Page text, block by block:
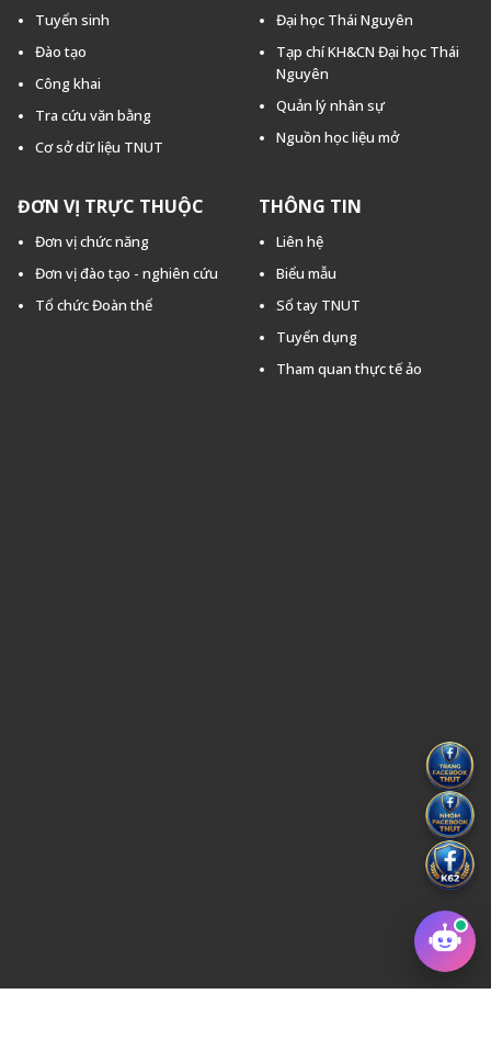
Tuyển sinh
Đào tạo
Công khai
Tra cứu văn bằng
Cơ sở dữ liệu TNUT
Đại học Thái Nguyên
Tạp chí KH&CN Đại học Thái
Nguyên
Quản lý nhân sự
Nguồn học liệu mở
ĐƠN VỊ TRỰC THUỘC
Đơn vị chức năng
Đơn vị đào tạo - nghiên cứu
Tổ chức Đoàn thể
THÔNG TIN
Liên hệ
Biểu mẫu
Sổ tay TNUT
Tuyển dụng
Tham quan thực tế ảo